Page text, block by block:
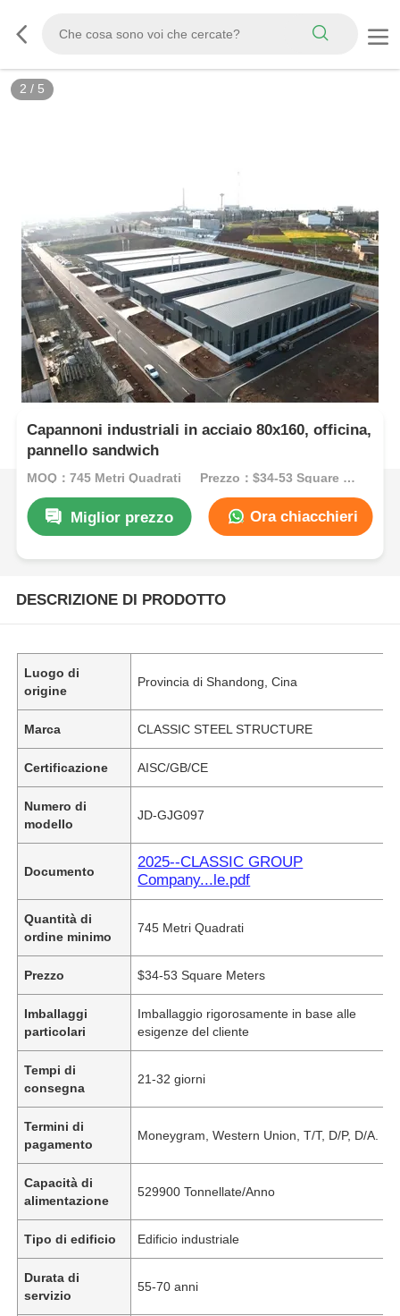
2 / 5
Capannoni industriali in acciaio 80x160, officina,
pannello sandwich
MOQ：745 Metri Quadrati Prezzo：$34-53 Square Meters
Miglior prezzo Ora chiacchieri
DESCRIZIONE DI PRODOTTO
Luogo di
origine
Provincia di Shandong, Cina
Marca CLASSIC STEEL STRUCTURE
Certificazione AISC/GB/CE
Numero di
modello
JD-GJG097
Documento
2025--CLASSIC GROUP
Company...le.pdf
Quantità di
ordine minimo
745 Metri Quadrati
Prezzo $34-53 Square Meters
Imballaggi
particolari
Imballaggio rigorosamente in base alle
esigenze del cliente
Tempi di
consegna
21-32 giorni
Termini di
pagamento
Moneygram, Western Union, T/T, D/P, D/A.
Capacità di
alimentazione
529900 Tonnellate/Anno
Tipo di edificio Edificio industriale
Durata di
servizio
55-70 anni